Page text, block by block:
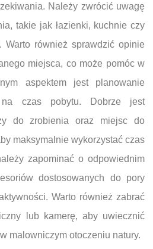
Należy zwrócić uwagę
takie jak łazienki, kuchnie czy
Warto również sprawdzić opinie
miejsca, co może pomóc w
aspektem jest planowanie
czas pobytu. Dobrze jest
do zrobienia oraz miejsc do
maksymalnie wykorzystać czas
zapominać o odpowiednim
dostosowanych do pory
Warto również zabrać
lub kamerę, aby uwiecznić
malowniczym otoczeniu natury.